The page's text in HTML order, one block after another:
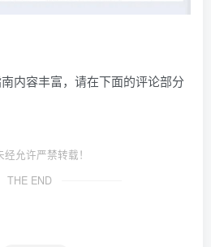
内容丰富，请在下面的评论部分
允许严禁转载！
THE END